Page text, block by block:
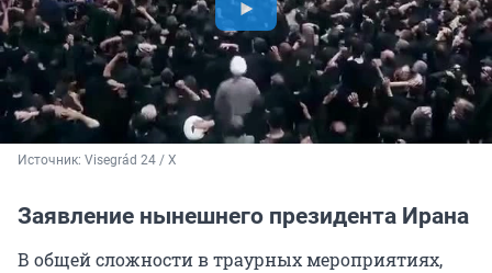
Источник: Visegrád 24 / X
Заявление нынешнего президента Ирана
В общей сложности в траурных мероприятиях,